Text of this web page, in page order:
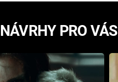
NÁVRHY PRO VÁS